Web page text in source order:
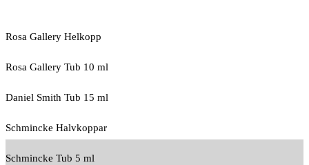
Rosa Gallery Helkopp
Rosa Gallery Tub 10 ml
Daniel Smith Tub 15 ml
Schmincke Halvkoppar
Schmincke Tub 5 ml